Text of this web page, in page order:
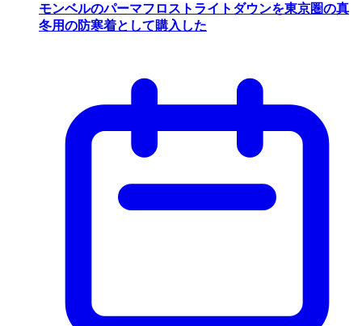
モンベルのパーマフロストライトダウンを東京圏の真
冬用の防寒着として購入した